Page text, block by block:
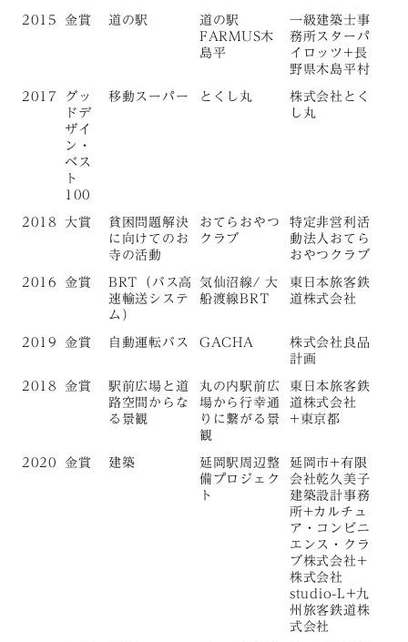
2015 金賞 道の駅
道の駅
FARMUS木
島平
一級建築士事
務所スターパ
イロッツ+長
野県木島平村
2017
グッ
ドデ
ザイ
ン・
ベス
ト
100
移動スーパー とくし丸
株式会社とく
し丸
2018 大賞
貧困問題解決
に向けてのお
寺の活動
おてらおやつ
クラブ
特定非営利活
動法人おてら
おやつクラブ
2016 金賞
BRT（バス高
速輸送システ
ム）
気仙沼線/ 大
船渡線BRT
東日本旅客鉄
道株式会社
2019 金賞 自動運転バス GACHA
株式会社良品
計画
2018 金賞
駅前広場と道
路空間からな
る景観
丸の内駅前広
場から行幸通
りに繋がる景
観
東日本旅客鉄
道株式会社
+東京都
2020 金賞 建築
延岡駅周辺整
備プロジェク
ト
延岡市+有限
会社乾久美子
建築設計事務
所+カルチュ
ア・コンビニ
エンス・クラ
ブ株式会社+
株式会社
studio-L+九
州旅客鉄道株
式会社